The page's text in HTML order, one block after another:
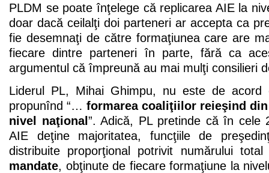
PLDM se poate înţelege că replicarea AIE la
doar dacă ceilalţi doi parteneri ar accepta ca
fie desemnaţi de către formaţiunea care are
fiecare dintre parteneri în parte, fără ca
argumentul că împreună au mai mulţi consilieri
Liderul PL, Mihai Ghimpu, nu este de acord
propunînd “… formarea coaliţiilor reieşind
nivel naţional”. Adică, PL pretinde că în cele
AIE deţine majoritatea, funcţiile de
distribuite proporţional potrivit numărului
mandate, obţinute de fiecare formaţiune la